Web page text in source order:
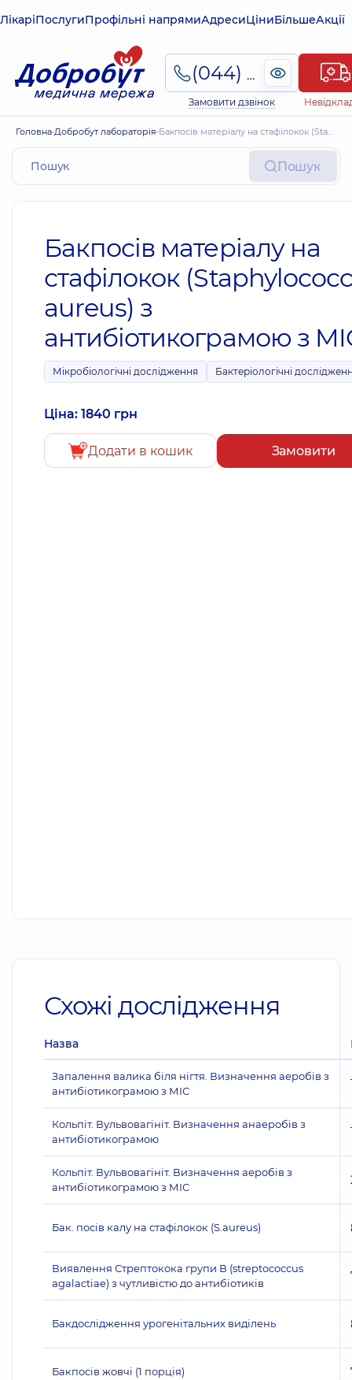
ЛікаріПослугиПрофільні напрямиАдресиЦіниБільшеАкції
(044) 495-2-888
Замовити дзвінок
Головна Добробут лабораторія Бакпосів матеріалу на стафілокок (Staphylococcus aureus) з антибіотикограмою з MIC
Пошук
Бакпосів матеріалу на
стафілокок
aureus) з
антибіотикограмою з
Мікробіологічні дослідження Бактеріологічні
Ціна: 1840 грн
Додати в кошик Замовити
Схожі дослідження
Назва
Запалення валика біля нігтя. Визначення аеробів з
антибіотикограмою з МІС
Кольпіт. Вульвовагініт. Визначення анаеробів з
антибіотикограмою
Кольпіт. Вульвовагініт. Визначення аеробів з
антибіотикограмою з МІС
Бак. посів калу на стафілокок (S.aureus)
Виявлення Стрептокока групи В (streptococcus
agalactiae) з чутливістю до антибіотиків
Бакдослідження урогенітальних виділень
Бакпосів жовчі (1 порція)